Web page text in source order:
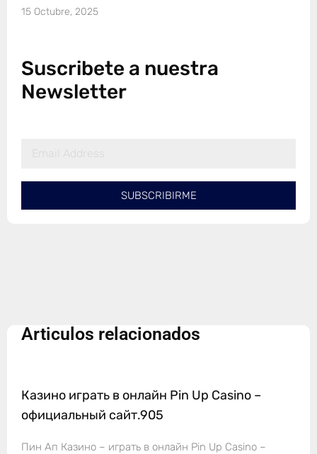
15 Octubre, 2025
Suscribete a nuestra
Newsletter
SUBSCRIBIRME
Articulos relacionados
Казино играть в онлайн Pin Up Casino –
официальный сайт.905
Пин Ап Казино – играть в онлайн Pin Up Casino –